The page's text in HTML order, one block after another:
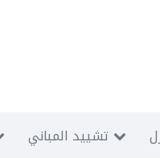
تشييد المباني